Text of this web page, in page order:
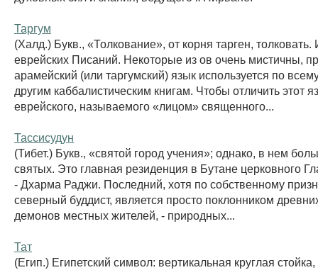
Таргум
(Халд.) Букв., «Толкование», от корня тарген,
еврейских Писаний. Некоторые из ов очень мистичны,
арамейский (или таргумский) язык используется по
другим каббалистическим книгам. Чтобы отличить этот
еврейского, называемого «лицом» священного...
Тассисудун
(Тибет.) Букв., «святой город учения»; однако, в нем
святых. Это главная резиденция в Бутане церковного
- Дхарма Раджи. Последний, хотя по собственному
северный буддист, является просто поклонником
демонов местных жителей, - природных...
Тат
(Егип.) Египетский символ: вертикальная круглая стойка,